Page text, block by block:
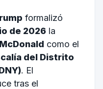
formalizó
de 2026 la
como el
del Distrito
. El
tras el